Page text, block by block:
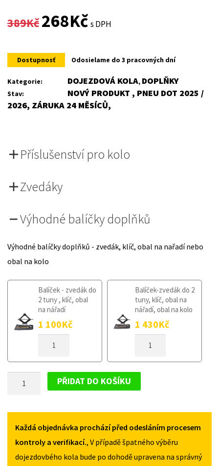
389Kč
Original
was:
389Kč.
268KčCurrent
is:
268Kč.
s DPH
Dostupnosť Odosielame do 3 pracovných dní
Kategorie: DOJEZDOVÁ KOLA, DOPLŇKY
Stav:
NOVÝ PRODUKT , PNEU DOT 2025 /
2026, ZÁRUKA 24 MĚSÍCŮ,
Příslušenství pro kolo
Zvedáky
Výhodné balíčky doplňků
Výhodné balíčky doplňků - zvedák, klíč, obal na nařadí nebo
obal na kolo
Balíček - zvedák do
2 tuny , klíč, obal
na nářadí
1 100Kč
M8X1,25
KOLO
MNOŽSTVÍ
Balíček-zvedák do 2
tuny, klíč, obal na
nářadí, obal na kolo
1 430Kč
M8X1,25
MNOŽSTVÍ
DOJEZDOVÉ
KOLO
MNOŽSTVÍ
PŘIDAT DO KOŠÍKU
Každá objednávka prochází před odesláním procesem
kontroly a verifikací., V případě špatného výběru
dojezdovbého kola bude po dohodě upravena na správný